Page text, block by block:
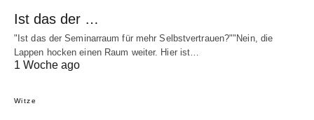
Ist das der …
"Ist das der Seminarraum für mehr Selbstvertrauen?""Nein, die
Lappen hocken einen Raum weiter. Hier ist…
1 Woche ago
Witze